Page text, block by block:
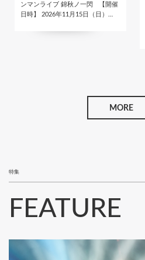
ンマンライブ 錦秋ノ一閃 【開催
日時】 2026年11月15日（日）…
MORE
特集
FEATURE